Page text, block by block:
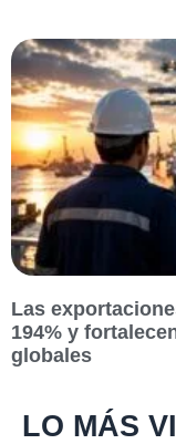
Las
194% y
globales
LO MÁS